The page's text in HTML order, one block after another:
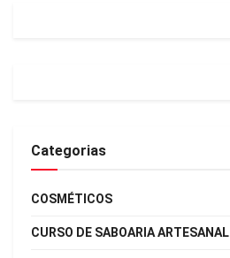
Categorias
COSMÉTICOS
CURSO DE SABOARIA ARTESANAL